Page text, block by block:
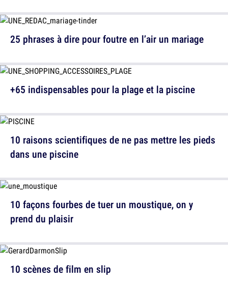
25 phrases à dire pour foutre en l’air un mariage
10 raisons scientifiques de ne pas mettre les pieds
dans une piscine
10 scènes de film en slip
+65 indispensables pour la plage et la piscine
10 façons fourbes de tuer un moustique, on y
prend du plaisir